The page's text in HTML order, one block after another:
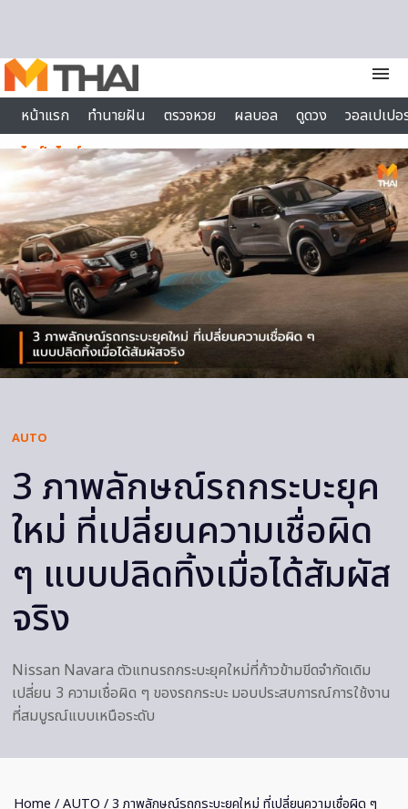
menu
หน้าแรก
ทำนายฝัน ตรวจหวย ผลบอล ดูดวง
วอลเปเป
ไลฟ์สไตล์
AUTO
3 ภาพลักษณ์รถกระบะยุค
ใหม่ ที่เปลี่ยนความเชื่อผิด
ๆ แบบปลิดทิ้งเมื่อได้สัมผัส
จริง
Nissan Navara ตัวแทนรถกระบะยุคใหม่ที่ก้าวข้ามขีดจำกัดเดิม
เปลี่ยน 3 ความเชื่อผิด ๆ ของรถกระบะ มอบประสบการณ์การใช้งาน
ที่สมบูรณ์แบบเหนือระดับ
Home /AUTO / 3 ภาพลักษณ์รถกระบะยุคใหม่ ที่เปลี่ยนความเชื่อผิด ๆ